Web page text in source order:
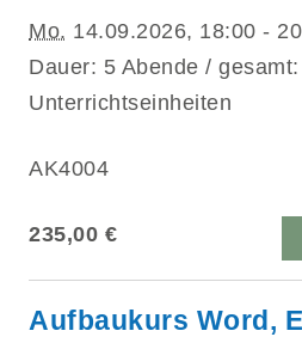
Mo. 14.09.2026, 18:00 -
Dauer: 5 Abende /
Unterrichtseinheiten
AK4004
235,00 €
Aufbaukurs Word,